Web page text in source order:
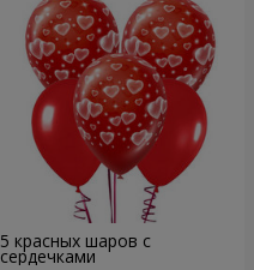
5 красных шаров с
сердечками